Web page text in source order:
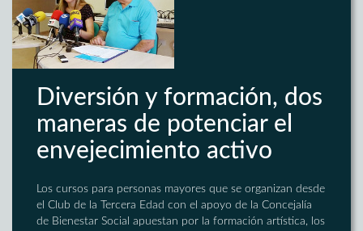
Diversión y formación, dos
maneras de potenciar el
envejecimiento activo
Los cursos para personas mayores que se organizan desde
el Club de la Tercera Edad con el apoyo de la Concejalía
de Bienestar Social apuestan por la formación artística, los